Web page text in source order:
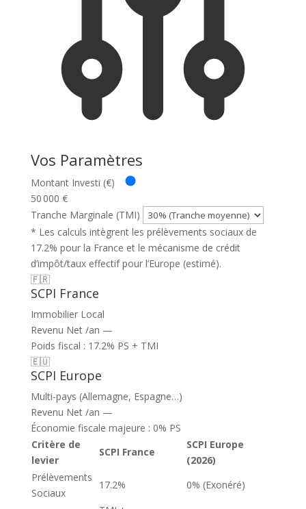
Vos Paramètres
Montant Investi (€)
50 000 €
Tranche Marginale (TMI)
* Les calculs intègrent les prélèvements sociaux de
17.2% pour la France et le mécanisme de crédit
d’impôt/taux effectif pour l’Europe (estimé).
🇫🇷
SCPI France
Immobilier Local
Revenu Net /an —
Poids fiscal : 17.2% PS + TMI
🇪🇺
SCPI Europe
Multi-pays (Allemagne, Espagne…)
Revenu Net /an —
Économie fiscale majeure : 0% PS
Critère de
levier
SCPI France
SCPI Europe
(2026)
Prélèvements
Sociaux
17.2%
0% (Exonéré)